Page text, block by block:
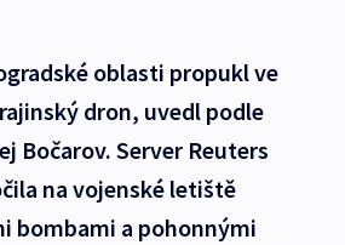
oblasti propukl ve
dron, uvedl podle
Bočarov. Server Reuters
na vojenské letiště
bombami a pohonnými